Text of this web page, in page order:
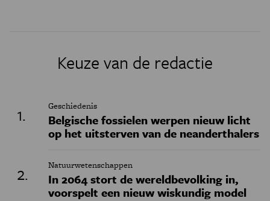
Keuze van de redactie
Geschiedenis
Belgische fossielen werpen nieuw licht
op het uitsterven van de neanderthalers
Natuurwetenschappen
In 2064 stort de wereldbevolking in,
voorspelt een nieuw wiskundig model